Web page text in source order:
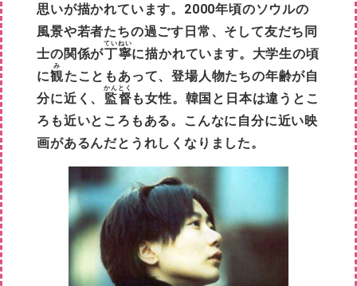
思いが描かれています。2000年頃のソウルの
風景や若者たちの過ごす日常、そして友だち同
士の関係が丁
てい
寧
ねい
に描かれています。大学生の頃
に観
み
たこともあって、登場人物たちの年齢が自
分に近く、 監
かん
督
とく
も女性。韓国と日本は違うとこ
ろも近いところもある。こんなに自分に近い映
画があるんだとうれしくなりました。